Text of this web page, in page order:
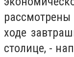
ходе
столице, -